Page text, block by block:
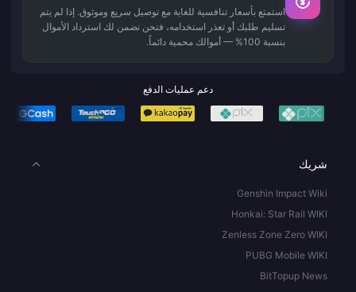
استمتع بأسعار تنافسية للغاية مع توصيل سريع وموثوق. إذا لم يتم
تسليم طلبك أو تعذر استخدامه، فنحن نضمن لك استرداد الأموال
بنسبة 100% — أموالك محمية دائماً.
دعم عمليات الدفع
شريك
Genshin Impact Wiki
Honkai: Star Rail WIKI
Zenless Zone Zero WIKI
PUBG Mobile WIKI
BitTopup News